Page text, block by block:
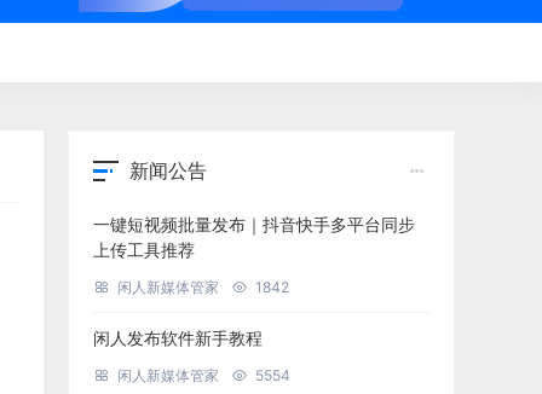
新闻公告
一键短视频批量发布｜抖音快手多平台同步
上传工具推荐
闲人新媒体管家 1842
闲人发布软件新手教程
闲人新媒体管家 5554